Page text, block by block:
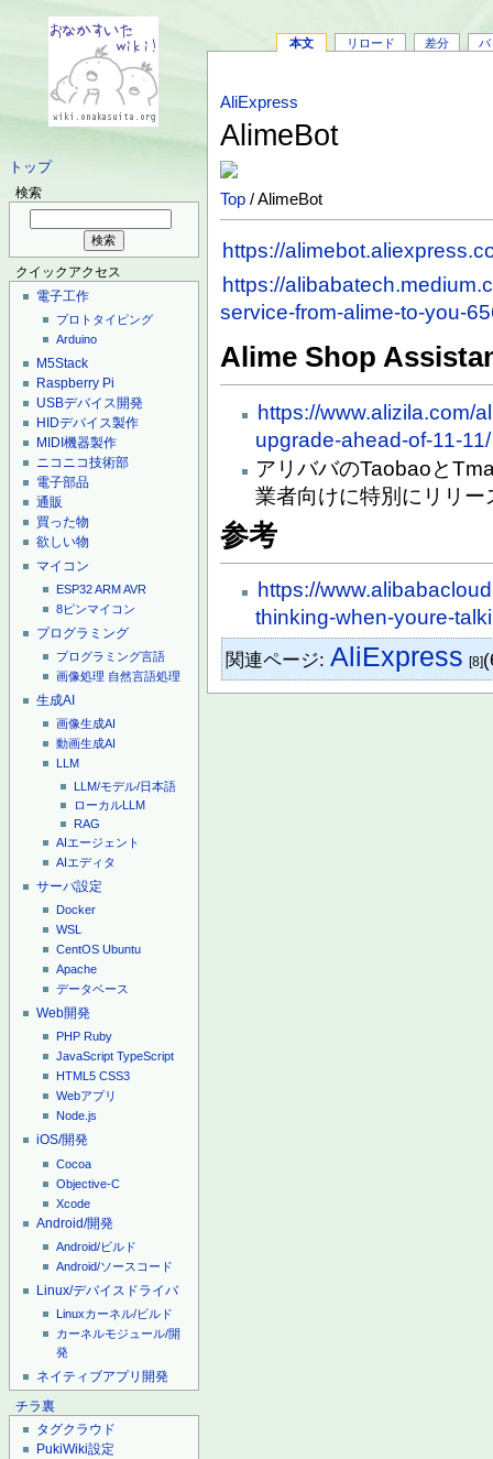
トップ
検索
クイックアクセス
電子工作
プロトタイピング
Arduino
M5Stack
Raspberry Pi
USBデバイス開発
HIDデバイス製作
MIDI機器製作
ニコニコ技術部
電子部品
通販
買った物
欲しい物
マイコン
ESP32ARMAVR
8ピンマイコン
プログラミング
プログラミング言語
画像処理 自然言語処理
生成AI
画像生成AI
動画生成AI
LLM
LLM/モデル/日本語
ローカルLLM
RAG
AIエージェント
AIエディタ
サーバ設定
Docker
WSL
CentOS Ubuntu
Apache
データベース
Web開発
PHP Ruby
JavaScript TypeScript
HTML5 CSS3
Webアプリ
Node.js
iOS/開発
Cocoa
Objective-C
Xcode
Android/開発
Android/ビルド
Android/ソースコード
Linux/デバイスドライバ
Linuxカーネル/ビルド
カーネルモジュール/開
発
ネイティブアプリ開発
チラ裏
タグクラウド
PukiWiki設定
本文 リロード 差分 バ
AliExpress
AlimeBot
Top / AlimeBot
https://
https://
service-from-alime-to-you-
Alime Shop
https://www.alizila.com/
upgrade-ahead-of-11-11/
アリババのTaobaoと
業者向けに特別にリリー
参考
https://
thinking-when-youre-
関連ページ:AliExpress [8]